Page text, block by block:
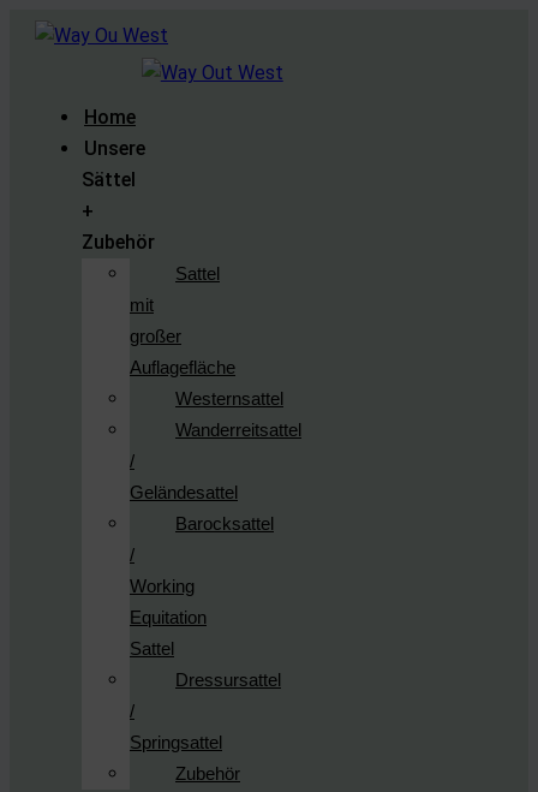
Home
Unsere
Sättel
+
Zubehör
Sattel
mit
großer
Auflagefläche
Westernsattel
Wanderreitsattel
/
Geländesattel
Barocksattel
/
Working
Equitation
Sattel
Dressursattel
/
Springsattel
Zubehör